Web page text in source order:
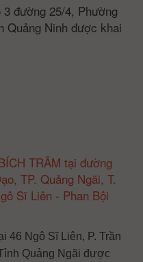
đường 25/4, Phường
Quảng Ninh được khai
TRÂM tại đường
TP. Quảng Ngãi, T.
Sĩ Liên - Phan Bội
46 Ngô Sĩ Liên, P. Trần
Quảng Ngãi được